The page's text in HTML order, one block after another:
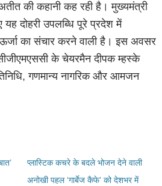
की कहानी कह रही है। मुख्यमंत्री
दोहरी उपलब्धि पूरे प्रदेश में
का संचार करने वाली है। इस अवसर
के चेयरमैन दीपक म्हस्के
गणमान्य नागरिक और आमजन
प्लास्टिक कचरे के बदले भोजन देने वाली
अनोखी पहल ‘गार्बेज कैफे’ को देशभर में